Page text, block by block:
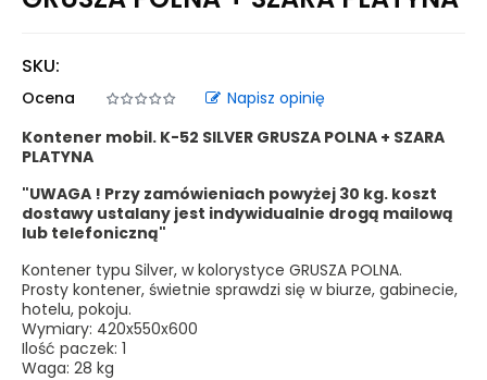
SKU:
Ocena
Napisz opinię
Kontener mobil. K-52 SILVER GRUSZA POLNA + SZARA
PLATYNA
"UWAGA ! Przy zamówieniach powyżej 30 kg. koszt
dostawy ustalany jest indywidualnie drogą mailową
lub telefoniczną"
Kontener typu Silver, w kolorystyce GRUSZA POLNA.
Prosty kontener, świetnie sprawdzi się w biurze, gabinecie,
hotelu, pokoju.
Wymiary: 420x550x600
Ilość paczek: 1
Waga: 28 kg